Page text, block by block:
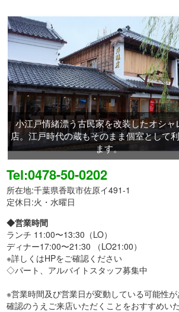
小江戸情緒漂う古民家を改装したオシャ
店。江戸時代の蔵もそのまま個室として
ます。
Tel:0478-50-0202
所在地:千葉県香取市佐原イ491-1
定休日:火・水曜日
◆営業時間
ランチ 11:00〜13:30（LO）
ディナー17:00〜21:30 （LO21:00）
※詳しくはHPをご確認ください
◇パート、アルバイトスタッフ募集中
※営業時間及び営業日が変動している可能性
確認のうえご来店いただくことをおすすめいた